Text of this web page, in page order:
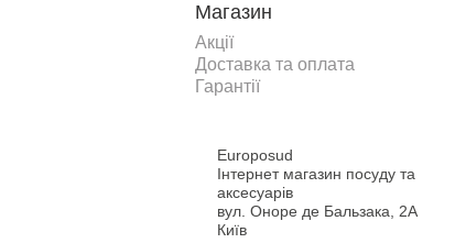
Магазин
Акції
Доставка та оплата
Гарантії
Europosud
Інтернет магазин посуду та
аксесуарів
вул. Оноре де Бальзака, 2А
Київ